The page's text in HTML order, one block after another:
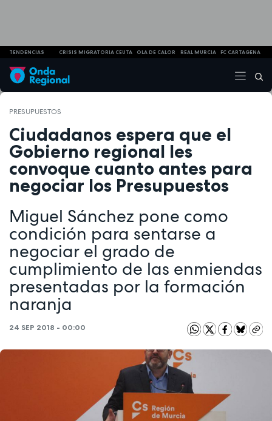
TENDENCIAS CRISIS MIGRATORIA CEUTA OLA DE CALOR REAL MURCIA FC CARTAGENA
PRESUPUESTOS
Ciudadanos espera que el
Gobierno regional les
convoque cuanto antes para
negociar los Presupuestos
Miguel Sánchez pone como
condición para sentarse a
negociar el grado de
cumplimiento de las enmiendas
presentadas por la formación
naranja
24 SEP 2018 - 00:00